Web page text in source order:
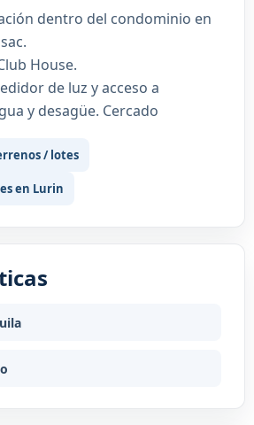
dentro del condominio en
House.
de luz y acceso a
y desagüe. Cercado
/ lotes
en Lurin